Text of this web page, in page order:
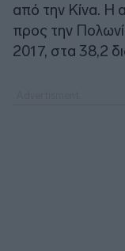
από την Κίνα. Η
προς την
2017, στα 38,2